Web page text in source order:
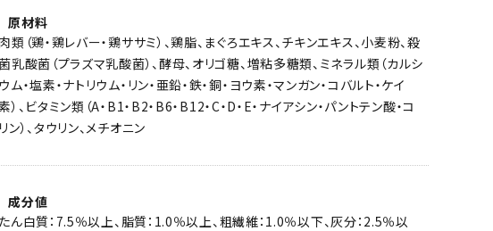
原材料
肉類（鶏・鶏レバー・鶏ササミ）、鶏脂、まぐろエキス、チキンエキス、小麦粉、殺
乳酸菌（プラズマ乳酸菌）、酵母、オリゴ糖、増粘多糖類、ミネラル類（カルシ
ウム・塩素・ナトリウム・リン・亜鉛・鉄・銅・ヨウ素・マンガン・コバルト・ケイ
）、ビタミン類（A・B1・B2・B6・B12・C・D・E・ナイアシン・パントテン酸・コ
リン）、タウリン、メチオニン
成分値
たん白質：7.5％以上、脂質：1.0％以上、粗繊維：1.0％以下、灰分：2.5％以